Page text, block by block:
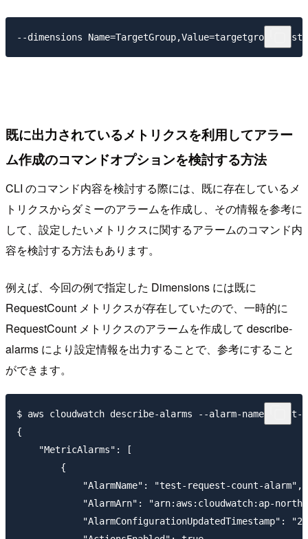
既に出力されているメトリクスを利用してアラー
ム作成のコマンドオプションを検討する方法
CLI のコマンド内容を検討する際には、既に存在しているメ
トリクスからダミーのアラームを作成し、その情報を参考に
して、設定したいメトリクスに関するアラームのコマンド内
容を検討する方法もあります。
例えば、今回の例で指定した Dimensions には既に
RequestCount メトリクスが存在していたので、一時的に
RequestCount メトリクスのアラームを作成して describe-
alarms により設定情報を出力することで、参考にすること
ができます。
$ aws cloudwatch describe-alarms --alarm-names test-
{
    "MetricAlarms": [
        {
            "AlarmName": "test-request-count-alarm",
"AlarmArn": "arn:aws:cloudwatch:ap-
"AlarmConfigurationUpdatedTimestamp":